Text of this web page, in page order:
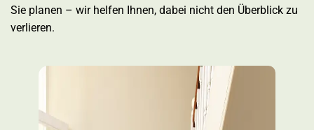
Sie planen – wir helfen Ihnen, dabei nicht den Überblick zu
verlieren.